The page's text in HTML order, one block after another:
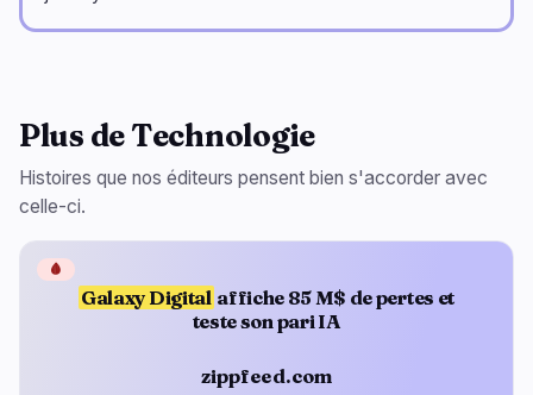
Plus de Technologie
Histoires que nos éditeurs pensent bien s'accorder avec
celle-ci.
Galaxy Digital affiche 85 M$ de pertes et
teste son pari IA
zippfeed.com
🩸